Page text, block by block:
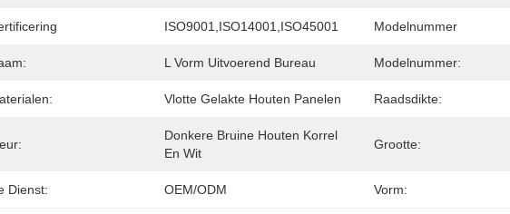
ISO9001,ISO14001,ISO45001 Modelnummer
L Vorm Uitvoerend Bureau Modelnummer:
Vlotte Gelakte Houten Panelen Raadsdikte:
Donkere Bruine Houten Korrel
En Wit
Grootte:
Dienst: OEM/ODM Vorm: